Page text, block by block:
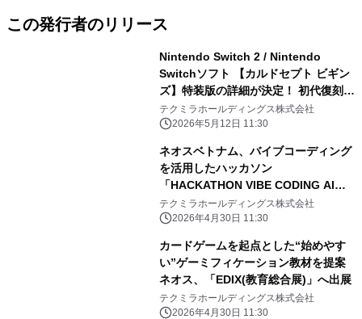
この発行者のリリース
Nintendo Switch 2 / Nintendo
Switchソフト 【カルドセプト ビギン
ズ】特装版の詳細が決定！ 初代復刻版
やカードブックなど豪華特典を同梱
テクミラホールディングス株式会社
2026年5月12日 11:30
ネオスベトナム、バイブコーディング
を活用したハッカソン
「HACKATHON VIBE CODING AI
2026」を開催！
テクミラホールディングス株式会社
2026年4月30日 11:30
カードゲームを起点とした“始めやす
い”ゲーミフィケーション教材を提案
ネオス、「EDIX(教育総合展)」へ出展
テクミラホールディングス株式会社
2026年4月30日 11:30